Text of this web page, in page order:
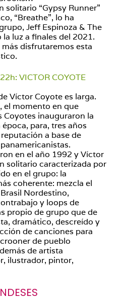
solitario “Gypsy Runner”
“Breathe”, lo ha
Jeff Espinoza & The
luz a finales del 2021.
disfrutaremos esta
VICTOR COYOTE
Víctor Coyote es larga.
el momento en que
Coyotes inauguraron la
para, tres años
a base de
en el año 1992 y Víctor
solitario caracterizada por
en el grupo: la
coherente: mezcla el
Nordestino,
y loops de
propio de grupo que de
dramático, descreído y
de canciones para
de pueblo
de artista
ilustrador, pintor,